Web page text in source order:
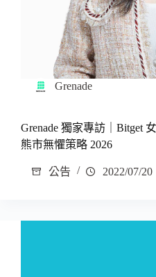
Grenade
Grenade 獨家專訪｜Bitget
熊市無懼策略 2026
公告 2022/07/20